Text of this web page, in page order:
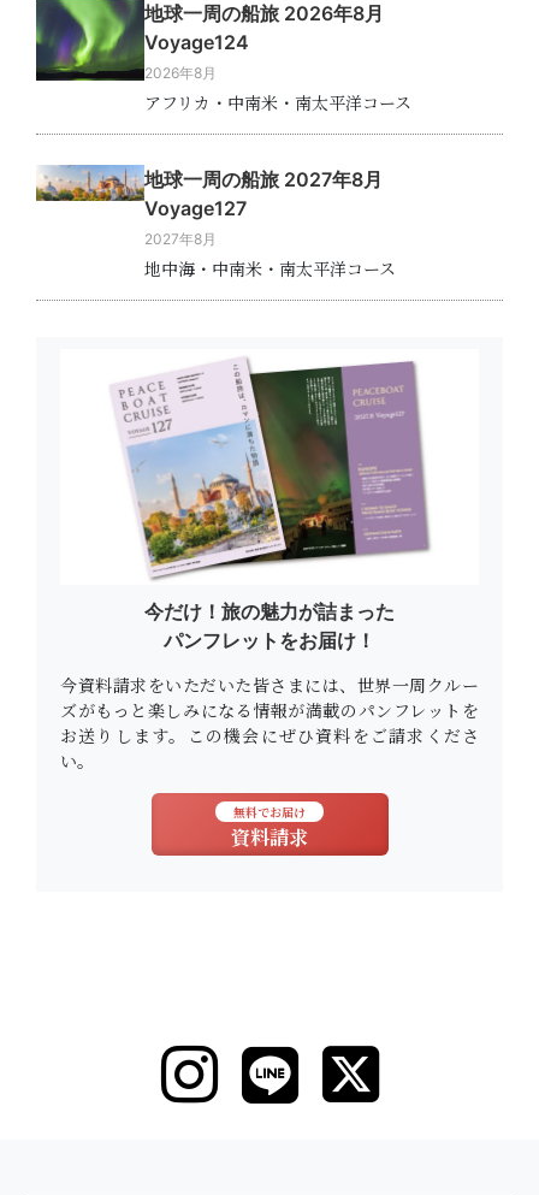
地球一周の船旅 2026年8月
Voyage124
2026年8月
アフリカ・中南米・南太平洋コース
地球一周の船旅 2027年8月
Voyage127
2027年8月
地中海・中南米・南太平洋コース
今だけ！旅の魅力が詰まった
パンフレットをお届け！
今資料請求をいただいた皆さまには、世界一周クルー
ズがもっと楽しみになる情報が満載のパンフレットを
お送りします。この機会にぜひ資料をご請求くださ
い。
無料でお届け
資料請求